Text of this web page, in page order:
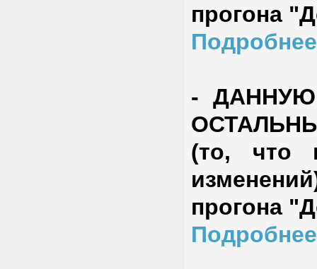
прогона
Подробнее
-
(то, что
прогона
Подробнее